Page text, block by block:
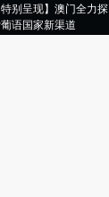
特别呈现】澳门全力探
语国家新渠道